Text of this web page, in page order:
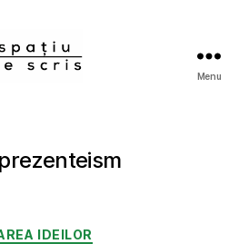
Menu
prezenteism
Categories
IDEILOR